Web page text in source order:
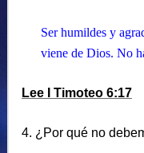
Ser humildes y
viene de Dios. No
Lee I Timoteo 6:17
4. ¿Por qué no